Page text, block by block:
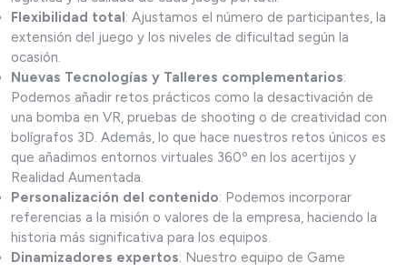
Flexibilidad total : Ajustamos el número de participantes, la
extensión del juego y los niveles de dificultad según la
ocasión.
Nuevas Tecnologías y Talleres complementarios:
Podemos añadir retos prácticos como la desactivación de
una bomba en VR, pruebas de shooting o de creatividad con
bolígrafos 3D. Además, lo que hace nuestros retos únicos es
que añadimos entornos virtuales 360º en los acertijos y
Realidad Aumentada.
Personalización del contenido: Podemos incorporar
referencias a la misión o valores de la empresa, haciendo la
historia más significativa para los equipos.
Dinamizadores expertos: Nuestro equipo de Game